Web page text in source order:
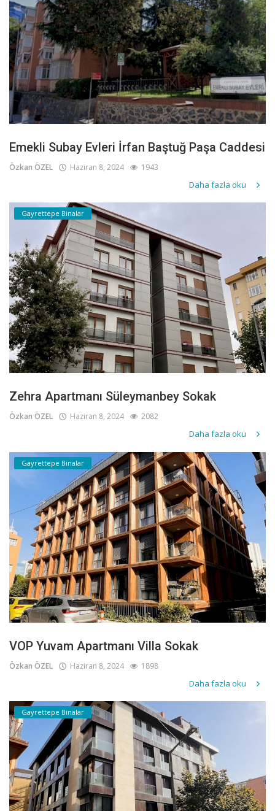
Emekli Subay Evleri İrfan Baştuğ Paşa Caddesi
Özkan ÖZEL Haziran 8, 2024 1943
Daha fazla oku
Gayrettepe Binalar
Zehra Apartmanı Süleymanbey Sokak
Özkan ÖZEL Haziran 8, 2024 2082
Daha fazla oku
Gayrettepe Binalar
VOP Yuvam Apartmanı Villa Sokak
Özkan ÖZEL Haziran 8, 2024 1898
Daha fazla oku
Gayrettepe Binalar